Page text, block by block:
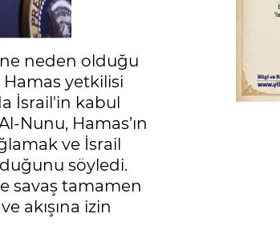
neden olduğu
Hamas yetkilisi
İsrail'in kabul
Nunu, Hamas’ın
ve İsrail
söyledi.
savaş tamamen
akışına izin